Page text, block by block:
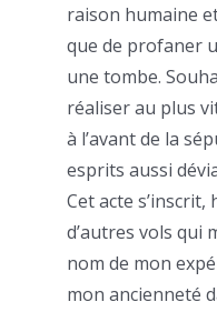
raison humaine
que de profaner
une tombe.
réaliser au plus
à l’avant de la
esprits aussi
Cet acte
d’autres vols qui
nom de mon
mon ancienneté